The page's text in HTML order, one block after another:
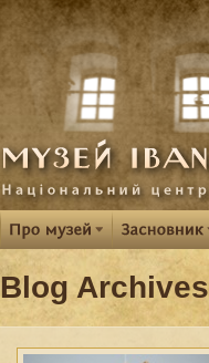
Blog Archives